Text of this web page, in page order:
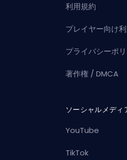
利用規約
プレイヤー向け
プライバシーポ
著作権 / DMCA
ソーシャルメディ
YouTube
TikTok